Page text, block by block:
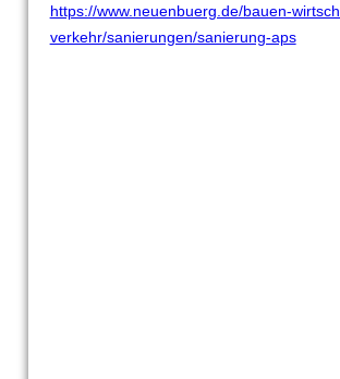
https://www.neuenbuerg.de/bauen-
verkehr/sanierungen/sanierung-aps